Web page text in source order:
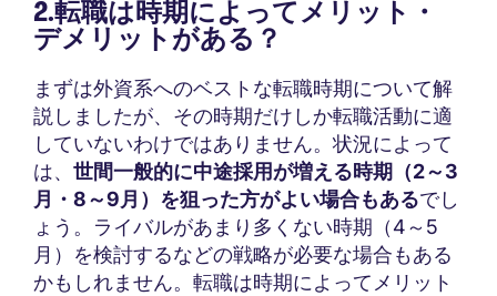
2.転職は時期によってメリット・
デメリットがある？
まずは外資系へのベストな転職時期について解
説しましたが、その時期だけしか転職活動に適
していないわけではありません。状況によって
は、 世間一般的に中途採用が増える時期（2～3
月・8～9月）を狙った方がよい場合もあるでし
ょう。ライバルがあまり多くない時期（4～5
月）を検討するなどの戦略が必要な場合もある
かもしれません。転職は時期によってメリット